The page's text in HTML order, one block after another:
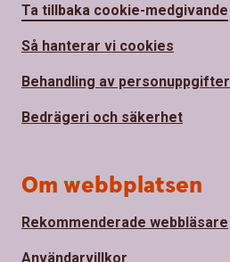
Ta tillbaka cookie-medgivande
Så hanterar vi cookies
Behandling av personuppgifter
Bedrägeri och säkerhet
Om webbplatsen
Rekommenderade webbläsare
Användarvillkor